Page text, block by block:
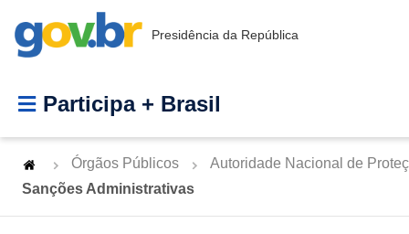
Presidência da República
Participa + Brasil
Órgãos Públicos
Autoridade Nacional de
Sanções Administrativas